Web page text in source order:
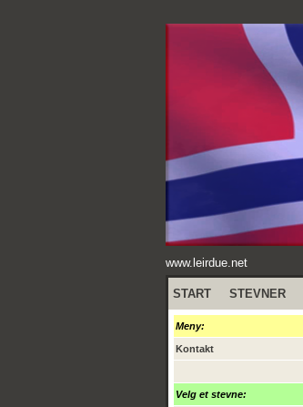
www.leirdue.net
START STEVNER
Meny:
Kontakt
Velg et stevne: